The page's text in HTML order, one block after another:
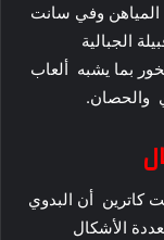
المياهن وفي سانت
الجبالية
بما يشبه ألعاب
والحصان.
كاترين أن البدوي
الأشكال